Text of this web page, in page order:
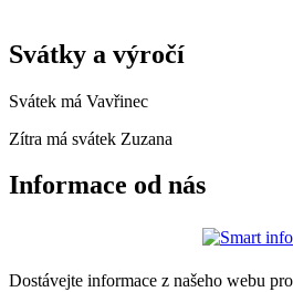
Svátky a výročí
Svátek má Vavřinec
Zítra má svátek Zuzana
Informace od nás
Dostávejte informace z našeho webu